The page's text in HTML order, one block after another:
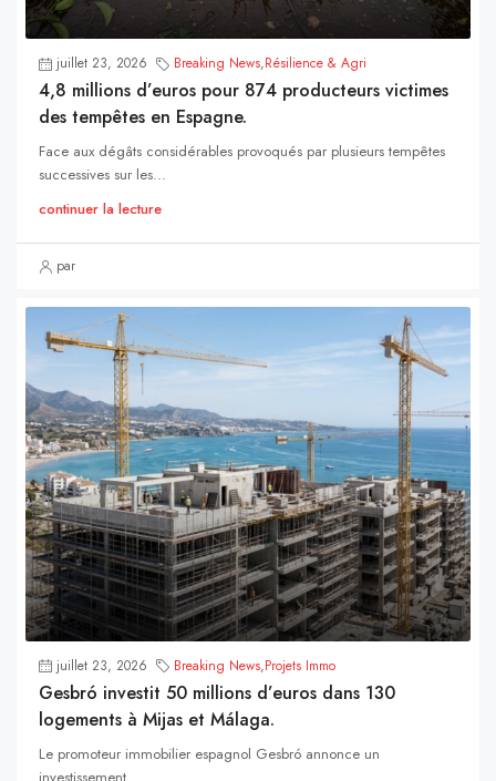
juillet 23, 2026 Breaking News,Résilience & Agri
4,8 millions d’euros pour 874 producteurs victimes
des tempêtes en Espagne.
Face aux dégâts considérables provoqués par plusieurs tempêtes
successives sur les...
continuer la lecture
par
juillet 23, 2026 Breaking News,Projets Immo
Gesbró investit 50 millions d’euros dans 130
logements à Mijas et Málaga.
Le promoteur immobilier espagnol Gesbró annonce un